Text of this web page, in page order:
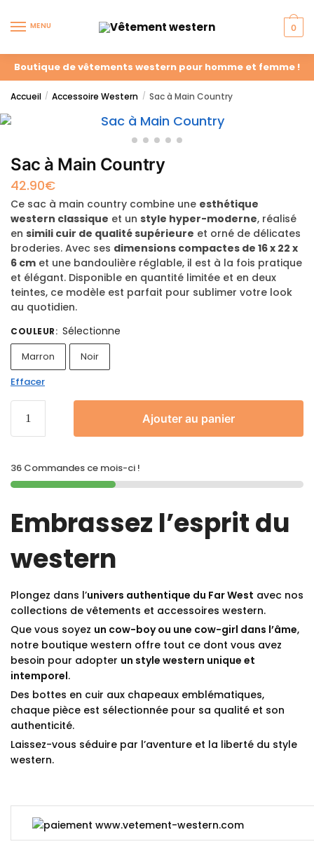
MENU 0
Boutique de vêtements western pour homme et femme !
Accueil / Accessoire Western / Sac à Main Country
Sac à Main Country
42.90€
Ce sac à main country combine une esthétique
western classique et un style hyper-moderne, réalisé
en simili cuir de qualité supérieure et orné de délicates
broderies. Avec ses dimensions compactes de 16 x 22 x
6 cm et une bandoulière réglable, il est à la fois pratique
et élégant. Disponible en quantité limitée et en deux
teintes, ce modèle est parfait pour sublimer votre look
au quotidien.
COULEUR: Sélectionne
Marron
Noir
Effacer
Ajouter au panier
36 Commandes ce mois-ci !
Embrassez l’esprit du
western
Plongez dans l’univers authentique du Far West avec nos
collections de vêtements et accessoires western.
Que vous soyez un cow-boy ou une cow-girl dans l’âme,
notre boutique western offre tout ce dont vous avez
besoin pour adopter un style western unique et
intemporel.
Des bottes en cuir aux chapeaux emblématiques,
chaque pièce est sélectionnée pour sa qualité et son
authenticité.
Laissez-vous séduire par l’aventure et la liberté du style
western.